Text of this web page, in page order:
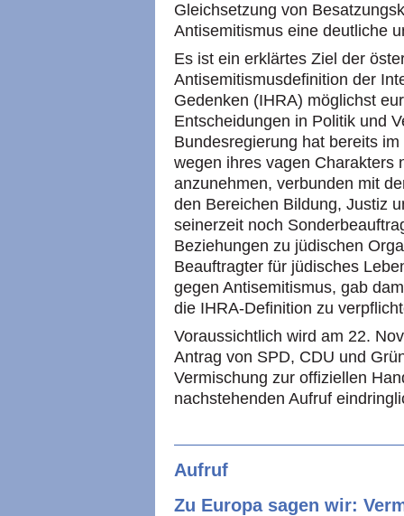
Gleichsetzung von
Antisemitismus eine deutliche
Es ist ein erklärtes Ziel der
Antisemitismusdefinition der
Gedenken (IHRA) möglichst
Entscheidungen in Politik und
Bundesregierung hat bereits
wegen ihres vagen Charakters
anzunehmen, verbunden mit
den Bereichen Bildung, Justiz
seinerzeit noch
Beziehungen zu jüdischen
Beauftragter für jüdisches
gegen Antisemitismus, gab
die IHRA-Definition zu
Voraussichtlich wird am 22.
Antrag von SPD, CDU und
Vermischung zur offiziellen
nachstehenden Aufruf
Aufruf
Zu Europa sagen wir: